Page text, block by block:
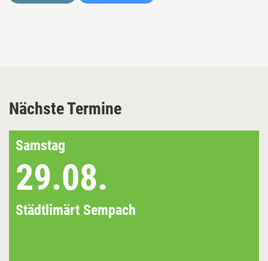
Nächste Termine
Samstag
29.08.
Städtlimärt Sempach